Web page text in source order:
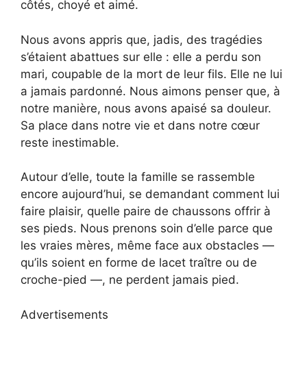
côtés, choyé et aimé.
Nous avons appris que, jadis, des tragédies
s’étaient abattues sur elle : elle a perdu son
mari, coupable de la mort de leur fils. Elle ne lui
a jamais pardonné. Nous aimons penser que, à
notre manière, nous avons apaisé sa douleur.
Sa place dans notre vie et dans notre cœur
reste inestimable.
Autour d’elle, toute la famille se rassemble
encore aujourd’hui, se demandant comment lui
faire plaisir, quelle paire de chaussons offrir à
ses pieds. Nous prenons soin d’elle parce que
les vraies mères, même face aux obstacles —
qu’ils soient en forme de lacet traître ou de
croche-pied —, ne perdent jamais pied.
Advertisements